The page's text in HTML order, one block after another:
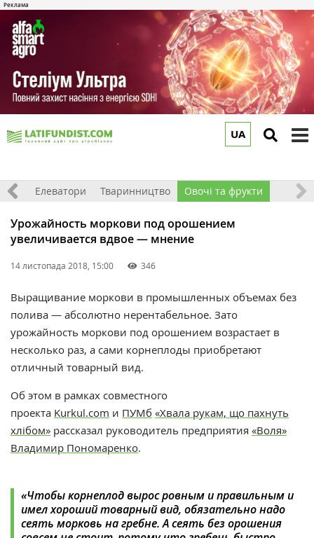
UA
Елеватори Тваринництво Овочі та фрукти
Урожайность моркови под орошением
увеличивается вдвое — мнение
14 листопада 2018, 15:00 346
Выращивание моркови в промышленных объемах без
полива — абсолютно нерентабельное. Зато
урожайность моркови под орошением возрастает в
несколько раз, а сами корнеплоды приобретают
отличный товарный вид.
Об этом в рамках совместного
проекта Kurkul.com и ПУМб «Хвала рукам, що пахнуть
хлібом» рассказал руководитель предприятия «Воля»
Владимир Пономаренко.
«Чтобы корнеплод вырос ровным и правильным и
имел хороший товарный вид, обязательно надо
сеять морковь на гребне. А сеять без орошения